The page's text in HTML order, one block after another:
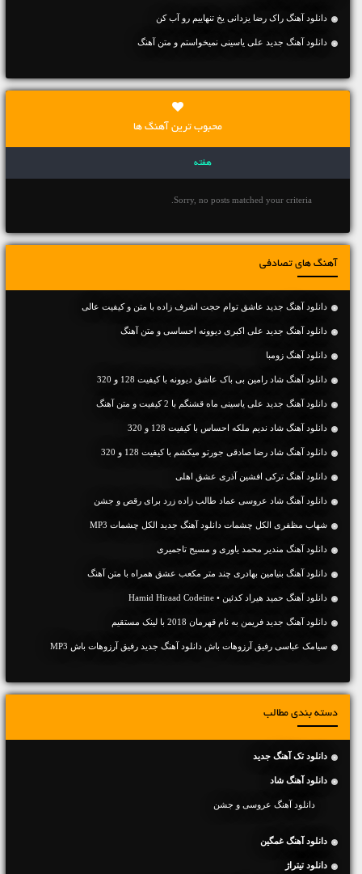
دانلود آهنگ راک رضا یزدانی یخ تنهاییم رو آب کن
دانلود آهنگ جديد علی یاسینی نمیخواستم و متن آهنگ
محبوب ترین آهنگ ها
هفته
Sorry, no posts matched your criteria.
آهنگ های تصادفی
دانلود آهنگ جديد عاشق توام حجت اشرف زاده با متن و کیفیت عالی
دانلود آهنگ جديد علی اکبری دیوونه احساسی و متن آهنگ
دانلود آهنگ زومبا
دانلود آهنگ شاد رامین بی باک عاشق دیوونه با کیفیت 128 و 320
دانلود آهنگ جديد علی یاسینی ماه قشنگم با 2 کیفیت و متن آهنگ
دانلود آهنگ شاد ندیم ملکه احساس با کیفیت 128 و 320
دانلود آهنگ شاد رضا صادقی جورتو میکشم با کیفیت 128 و 320
دانلود آهنگ ترکی افشین آذری عشق اهلی
دانلود آهنگ شاد عروسی عماد طالب زاده زرد برای رقص و جشن
شهاب مظفری الکل چشمات دانلود آهنگ جدید الکل چشمات MP3
دانلود آهنگ مندیر محمد یاوری و مسیح تاجمیری
دانلود آهنگ بنیامین بهادری چند متر مکعب عشق همراه با متن آهنگ
دانلود آهنگ حمید هیراد کدئین • Hamid Hiraad Codeine
دانلود آهنگ جديد فریمن به نام قهرمان 2018 با لینک مستقیم
سیامک عباسی رفیق آرزوهات باش دانلود آهنگ جدید رفیق آرزوهات باش MP3
دسته بندی مطالب
دانلود تک آهنگ جدید
دانلود آهنگ شاد
دانلود آهنگ عروسی و جشن
دانلود آهنگ غمگین
دانلود تیتراژ